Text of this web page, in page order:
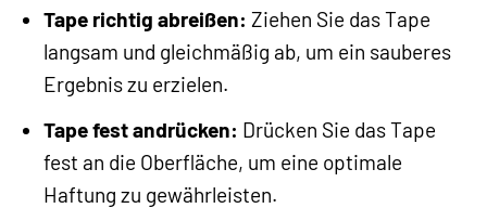
Tape richtig abreißen: Ziehen Sie das Tape
langsam und gleichmäßig ab, um ein sauberes
Ergebnis zu erzielen.
Tape fest andrücken: Drücken Sie das Tape
fest an die Oberfläche, um eine optimale
Haftung zu gewährleisten.